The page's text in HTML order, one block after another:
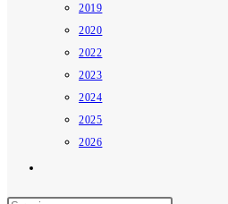
2019
2020
2022
2023
2024
2025
2026
website